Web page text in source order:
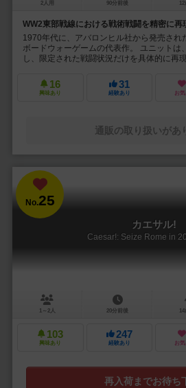
2人用 90分前後 12
WW2東部戦線における戦術戦闘を精密に再
1970年代に、アバロンヒル社から発売され
ボードウォーゲームの代表作。 ユニットは
し、限定された戦闘状況だけを具体的に再
16
興味あり
31
経験あり お気
通販の取り扱いがあ
No.25
カエサル!
Caesar!: Seize Rome in
1～2人 20分前後 14
103
興味あり
247
経験あり お気
再入荷までお待ち